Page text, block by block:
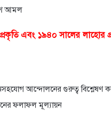
আমল
এবং ১৯৪০ সালের লাহাের
আন্দোলনের গুরুত্ব বিশ্লেষণ
ফলাফল মূল্যায়ন